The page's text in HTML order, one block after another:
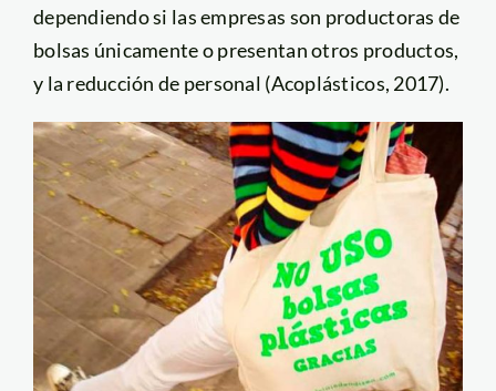
dependiendo si las empresas son productoras de
bolsas únicamente o presentan otros productos,
y la reducción de personal (Acoplásticos, 2017).